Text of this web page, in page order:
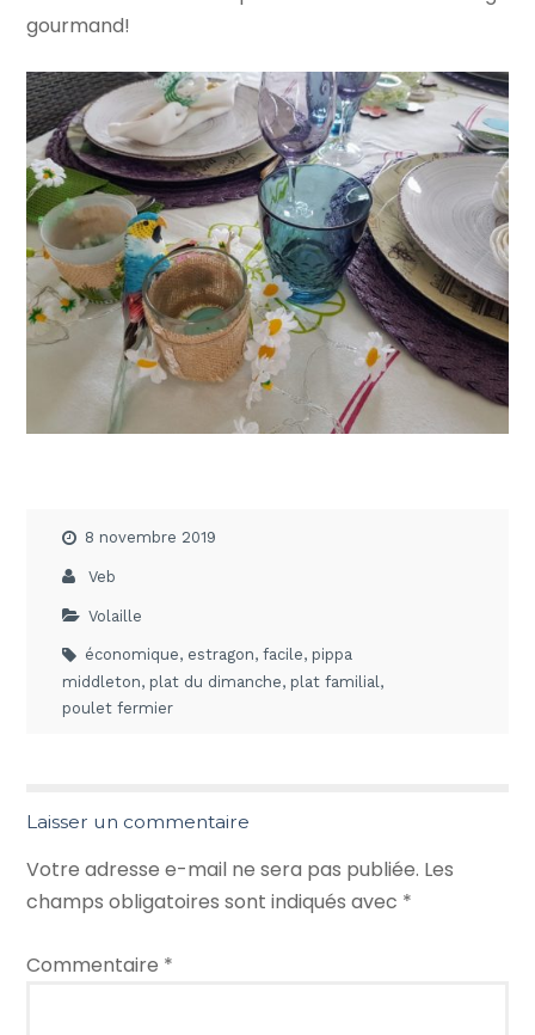
gourmand!
8 novembre 2019
Veb
Volaille
économique, estragon,facile, pippa
middleton, plat du dimanche, plat familial ,
poulet fermier
Laisser un commentaire
Votre adresse e-mail ne sera pas publiée. Les
champs obligatoires sont indiqués avec *
Commentaire *